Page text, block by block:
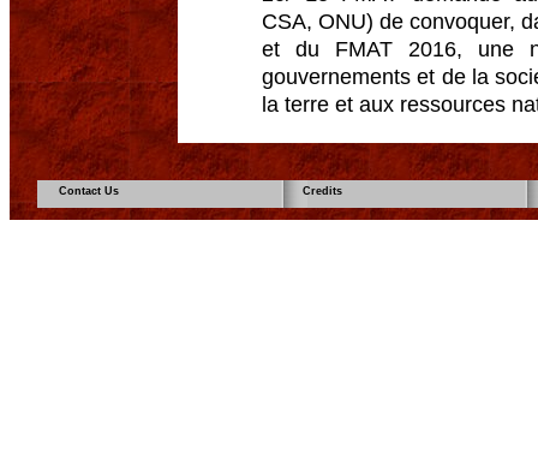
CSA, ONU) de convoquer,
et du FMAT 2016, une
gouvernements et de la
la terre et aux ressources
Contact Us Credits